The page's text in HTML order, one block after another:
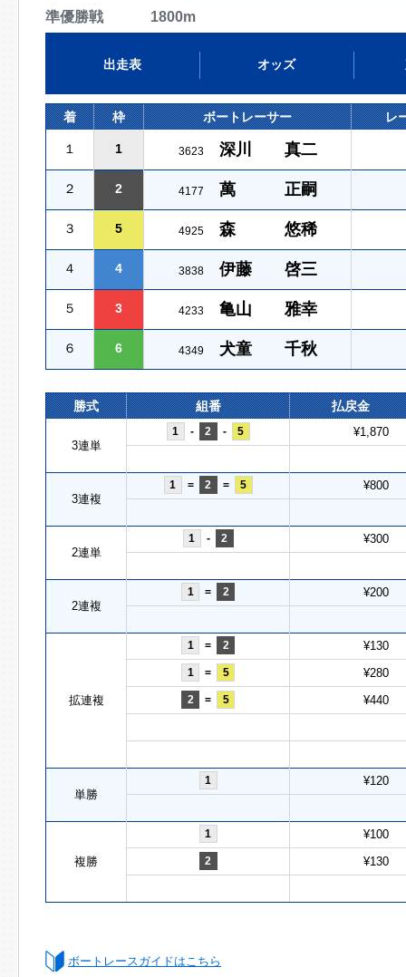
準優勝戦 1800m
出走表 オッズ
着 枠 ボートレーサー レ
１ 1 3623 深川 真二
２ 2 4177 萬 正嗣
３ 5 4925 森 悠稀
４ 4 3838 伊藤 啓三
５ 3 4233 亀山 雅幸
６ 6 4349 犬童 千秋
勝式 組番 払戻金
3連単
1 - 2 - 5 ¥1,870
3連複
1 = 2 = 5 ¥800
2連単
1 - 2 ¥300
2連複
1 = 2 ¥200
拡連複
1 = 2 ¥130
1 = 5 ¥280
2 = 5 ¥440
単勝
1 ¥120
複勝
1 ¥100
2 ¥130
ボートレースガイドはこちら